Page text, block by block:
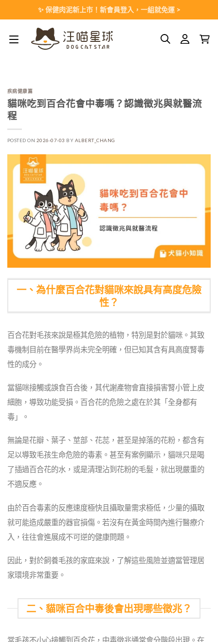
✨ 保健肉泥新上市！新會員登入，一組就免運 >
疾病健康篇
貓咪吃到百合花會中毒嗎？認識徵兆與就醫流
程
POSTED ON 2026-07-03 BY ALBERT_CHANG
一、為什麼百合花對貓咪來說具有高度危險
性？
百合花對毛孩來說是極其危險的植物，特別是對於貓咪。其致
毒機制目前在醫學界尚未完全明確，但已知其含有具高度腎毒
性的成分。
當貓咪接觸或誤食百合後，其代謝產物會直接損害腎小管上皮
細胞，導致功能受損。百合花的危險之處在於其「全身都有
毒」。
無論是花瓣、葉子、莖部、花蕊，甚至是掉落的花粉，都含有
足以導致毛孩生命危險的毒素。甚至有案例顯示，貓咪只是喝
了插過百合花的水，或是清理沾到花粉的毛髮，就出現嚴重的
不適反應。
由於百合毒素的反應速度極快且攝取量需求極低，少量的攝取
就可能造成嚴重的器官損傷。若沒有在黃金時間內進行醫療介
入，往往會進展成不可逆的健康問題。
因此，對於飼養毛孩的家庭來說，了解這些風險並適當管理居
家環境非常重要。
二、貓咪百合中毒後會出現哪些徵兆？
當毛孩不小心接觸到百合花，中毒徵兆通常會分階段出現。在